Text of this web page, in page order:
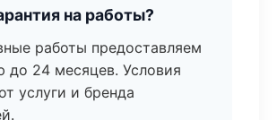
на работы?
работы предоставляем
до 24 месяцев. Условия
услуги и бренда